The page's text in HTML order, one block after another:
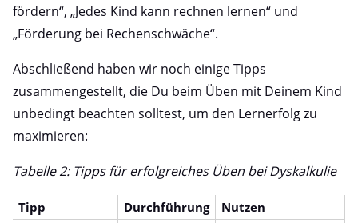
fördern“, „Jedes Kind kann rechnen lernen“ und
„Förderung bei Rechenschwäche“.
Abschließend haben wir noch einige Tipps
zusammengestellt, die Du beim Üben mit Deinem Kind
unbedingt beachten solltest, um den Lernerfolg zu
maximieren:
Tabelle 2: Tipps für erfolgreiches Üben bei Dyskalkulie
Tipp Durchführung Nutzen